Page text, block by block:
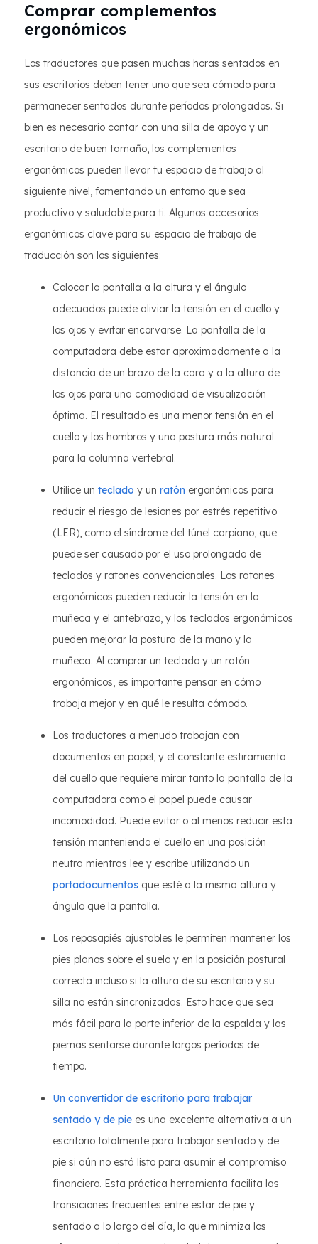
Comprar complementos
ergonómicos
Los traductores que pasen muchas horas sentados en
sus escritorios deben tener uno que sea cómodo para
permanecer sentados durante períodos prolongados. Si
bien es necesario contar con una silla de apoyo y un
escritorio de buen tamaño, los complementos
ergonómicos pueden llevar tu espacio de trabajo al
siguiente nivel, fomentando un entorno que sea
productivo y saludable para ti. Algunos accesorios
ergonómicos clave para su espacio de trabajo de
traducción son los siguientes:
Colocar la pantalla a la altura y el ángulo
adecuados puede aliviar la tensión en el cuello y
los ojos y evitar encorvarse. La pantalla de la
computadora debe estar aproximadamente a la
distancia de un brazo de la cara y a la altura de
los ojos para una comodidad de visualización
óptima. El resultado es una menor tensión en el
cuello y los hombros y una postura más natural
para la columna vertebral.
Utilice un teclado y un ratón ergonómicos para
reducir el riesgo de lesiones por estrés repetitivo
(LER), como el síndrome del túnel carpiano, que
puede ser causado por el uso prolongado de
teclados y ratones convencionales. Los ratones
ergonómicos pueden reducir la tensión en la
muñeca y el antebrazo, y los teclados ergonómicos
pueden mejorar la postura de la mano y la
muñeca. Al comprar un teclado y un ratón
ergonómicos, es importante pensar en cómo
trabaja mejor y en qué le resulta cómodo.
Los traductores a menudo trabajan con
documentos en papel, y el constante estiramiento
del cuello que requiere mirar tanto la pantalla de la
computadora como el papel puede causar
incomodidad. Puede evitar o al menos reducir esta
tensión manteniendo el cuello en una posición
neutra mientras lee y escribe utilizando un
portadocumentos que esté a la misma altura y
ángulo que la pantalla.
Los reposapiés ajustables le permiten mantener los
pies planos sobre el suelo y en la posición postural
correcta incluso si la altura de su escritorio y su
silla no están sincronizadas. Esto hace que sea
más fácil para la parte inferior de la espalda y las
piernas sentarse durante largos períodos de
tiempo.
Un convertidor de escritorio para trabajar
sentado y de pie es una excelente alternativa a un
escritorio totalmente para trabajar sentado y de
pie si aún no está listo para asumir el compromiso
financiero. Esta práctica herramienta facilita las
transiciones frecuentes entre estar de pie y
sentado a lo largo del día, lo que minimiza los